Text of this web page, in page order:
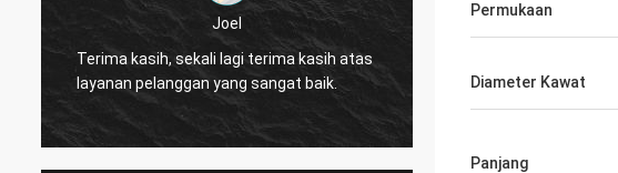
sekali lagi terima kasih atas
yang sangat baik.
Terima kasih, sekali lagi terima kasih atas
layanan pelanggan yang sangat baik.
Permukaan
Diameter Kawat
Panjang